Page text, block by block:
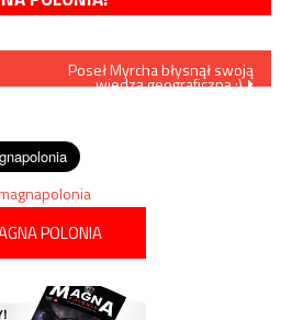
Poseł Myrcha błysnął swoją
wiedzą geograficzną :)
POLONIA